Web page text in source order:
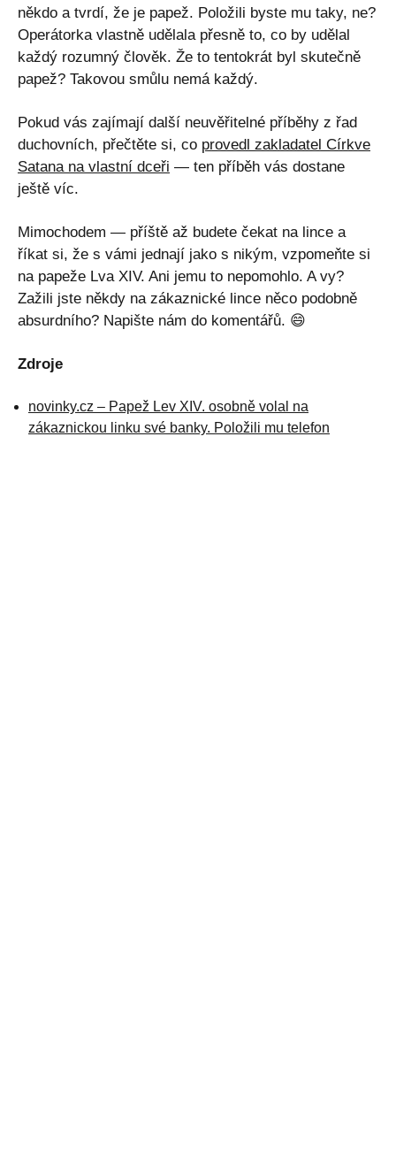
někdo a tvrdí, že je papež. Položili byste mu taky, ne?
Operátorka vlastně udělala přesně to, co by udělal
každý rozumný člověk. Že to tentokrát byl skutečně
papež? Takovou smůlu nemá každý.
Pokud vás zajímají další neuvěřitelné příběhy z řad
duchovních, přečtěte si, co provedl zakladatel Církve
Satana na vlastní dceři — ten příběh vás dostane
ještě víc.
Mimochodem — příště až budete čekat na lince a
říkat si, že s vámi jednají jako s nikým, vzpomeňte si
na papeže Lva XIV. Ani jemu to nepomohlo. A vy?
Zažili jste někdy na zákaznické lince něco podobně
absurdního? Napište nám do komentářů. 😄
Zdroje
novinky.cz – Papež Lev XIV. osobně volal na
zákaznickou linku své banky. Položili mu telefon